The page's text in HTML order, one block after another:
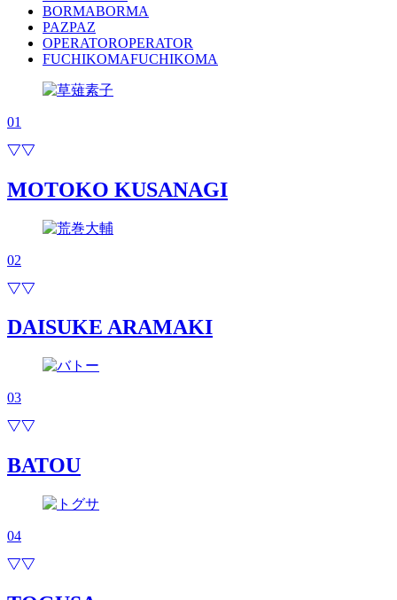
BORMABORMA
PAZPAZ
OPERATOROPERATOR
FUCHIKOMAFUCHIKOMA
01
MOTOKO KUSANAGI
02
DAISUKE ARAMAKI
03
BATOU
04